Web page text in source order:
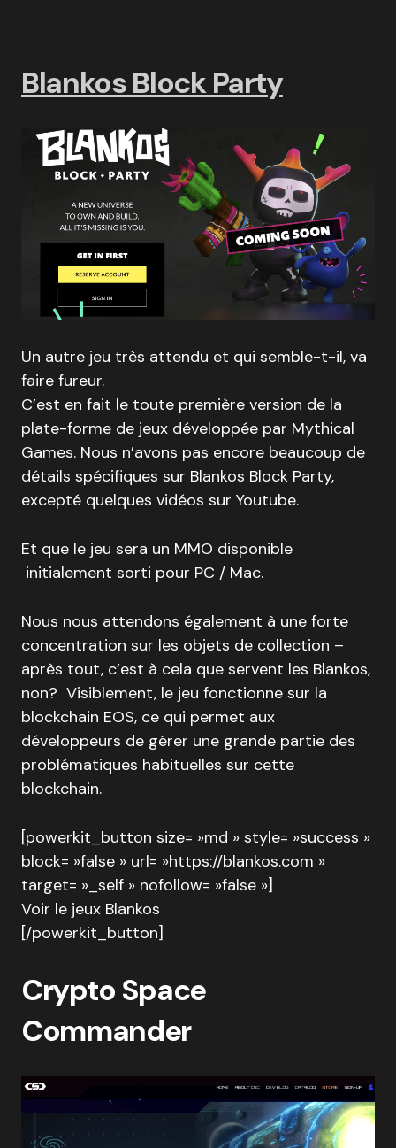
Blankos Block Party
Un autre jeu très attendu et qui semble-t-il, va
faire fureur.
C’est en fait le toute première version de la
plate-forme de jeux développée par Mythical
Games. Nous n’avons pas encore beaucoup de
détails spécifiques sur Blankos Block Party,
excepté quelques vidéos sur Youtube.
Et que le jeu sera un MMO disponible
initialement sorti pour PC / Mac.
Nous nous attendons également à une forte
concentration sur les objets de collection –
après tout, c’est à cela que servent les Blankos,
non? Visiblement, le jeu fonctionne sur la
blockchain EOS, ce qui permet aux
développeurs de gérer une grande partie des
problématiques habituelles sur cette
blockchain.
[powerkit_button size= »md » style= »success »
block= »false » url= »https://blankos.com »
target= »_self » nofollow= »false »]
Voir le jeux Blankos
[/powerkit_button]
Crypto Space
Commander